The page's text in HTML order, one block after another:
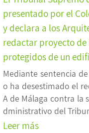
presentado por el
y declara a los
redactar proyecto
protegidos de un
Mediante sentencia
o ha desestimado el
A de Málaga contra la
dministrativo del
Leer más